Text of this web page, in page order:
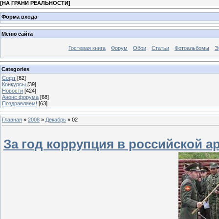
[НА ГРАНИ РЕАЛЬНОСТИ]
Форма входа
Меню сайта
Гостевая книга Форум Обои Статьи Фотоальбомы
Categories
Софт [82]
Конкурсы [39]
Новости [424]
Анонс форума [68]
Поздравляем! [63]
Главная » 2008 » Декабрь » 02
За год коррупция в российской